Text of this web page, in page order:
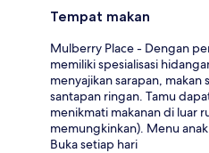
Tempat makan
Mulberry Place - Dengan
memiliki spesialisasi
menyajikan sarapan, makan
santapan ringan. Tamu
menikmati makanan di luar
memungkinkan). Menu
Buka setiap hari